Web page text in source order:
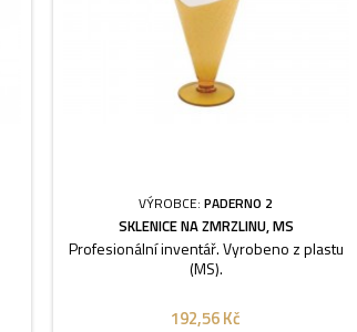
VÝROBCE:PADERNO 2
SKLENICE NA ZMRZLINU, MS
Profesionální inventář. Vyrobeno z plastu
(MS).
192,56 Kč